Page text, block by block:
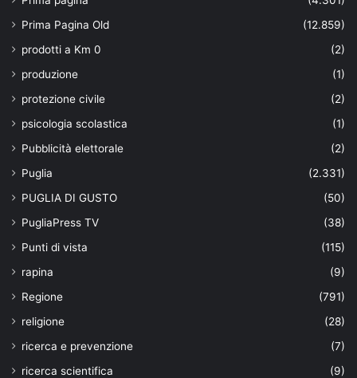
Prima Pagina Old
(12.859)
prodotti a Km 0
(2)
produzione
(1)
protezione civile
(2)
psicologia scolastica
(1)
Pubblicità elettorale
(2)
Puglia
(2.331)
PUGLIA DI GUSTO
(50)
PugliaPress TV
(38)
Punti di vista
(115)
rapina
(9)
Regione
(791)
religione
(28)
ricerca e prevenzione
(7)
ricerca scientifica
(9)